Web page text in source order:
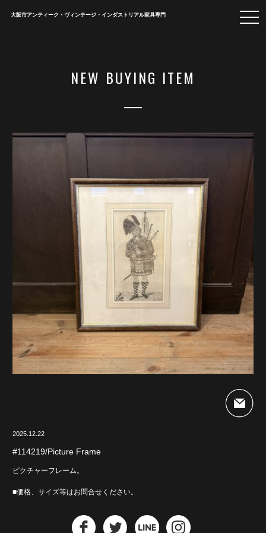
大阪市アンティーク・ヴィンテージ・インダストリアル家具専門
NEW BUYING ITEM
2025.12.22
#114219/Picture Frame
ピクチャーフレーム。
■価格、サイズ等はお問合せください。